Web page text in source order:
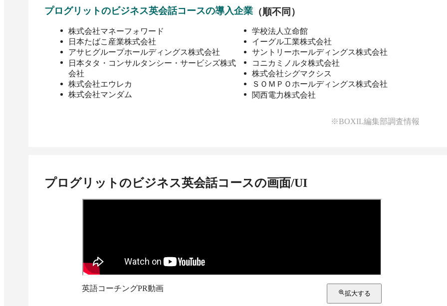
プログリットのビジネス英会話コースの導入企業（順不同）
株式会社マネーフォワード
日本たばこ産業株式会社
アサヒグループホールディングス株式会社
日本タタ・コンサルタンシー・サービシズ株式
会社
株式会社エウレカ
株式会社マンダム
学校法人立命館
イーグル工業株式会社
サントリーホールディングス株式会社
コニカミノルタ株式会社
株式会社シグマクシス
ＳＯＭＰＯホールディングス株式会社
関西電力株式会社
※BOXIL編集部調査情報
プログリットのビジネス英会話コースの画面/UI
英語コーチングPR動画
拡大する